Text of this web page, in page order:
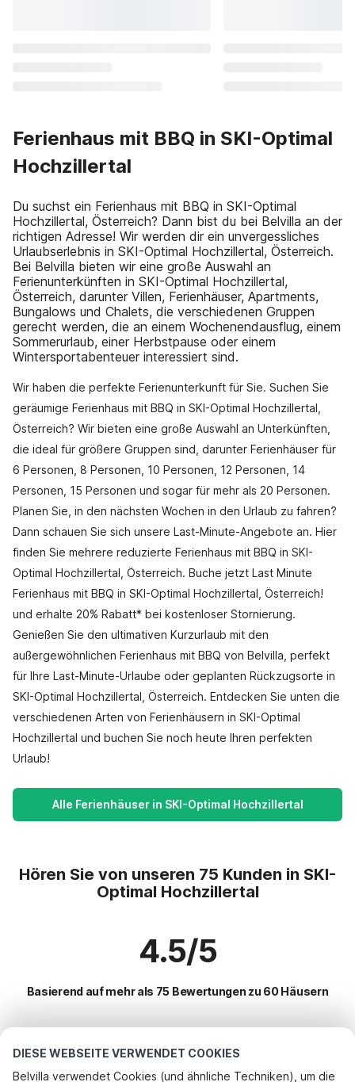
DIESE WEBSEITE VERWENDET COOKIES
Belvilla verwendet Cookies (und ähnliche Techniken), um die
Ferienhaus mit BBQ in SKI-Optimal
Hochzillertal
Du suchst ein Ferienhaus mit BBQ in SKI-Optimal
Hochzillertal, Österreich? Dann bist du bei Belvilla an der
richtigen Adresse! Wir werden dir ein unvergessliches
Urlaubserlebnis in SKI-Optimal Hochzillertal, Österreich.
Bei Belvilla bieten wir eine große Auswahl an
Ferienunterkünften in SKI-Optimal Hochzillertal,
Österreich, darunter Villen, Ferienhäuser, Apartments,
Bungalows und Chalets, die verschiedenen Gruppen
gerecht werden, die an einem Wochenendausflug, einem
Sommerurlaub, einer Herbstpause oder einem
Wintersportabenteuer interessiert sind.
Wir haben die perfekte Ferienunterkunft für Sie. Suchen Sie
geräumige Ferienhaus mit BBQ in SKI-Optimal Hochzillertal,
Österreich? Wir bieten eine große Auswahl an Unterkünften,
die ideal für größere Gruppen sind, darunter Ferienhäuser für
6 Personen, 8 Personen, 10 Personen, 12 Personen, 14
Personen, 15 Personen und sogar für mehr als 20 Personen.
Planen Sie, in den nächsten Wochen in den Urlaub zu fahren?
Dann schauen Sie sich unsere Last-Minute-Angebote an. Hier
finden Sie mehrere reduzierte Ferienhaus mit BBQ in SKI-
Optimal Hochzillertal, Österreich. Buche jetzt Last Minute
Ferienhaus mit BBQ in SKI-Optimal Hochzillertal, Österreich!
und erhalte 20% Rabatt* bei kostenloser Stornierung.
Genießen Sie den ultimativen Kurzurlaub mit den
außergewöhnlichen Ferienhaus mit BBQ von Belvilla, perfekt
für Ihre Last-Minute-Urlaube oder geplanten Rückzugsorte in
SKI-Optimal Hochzillertal, Österreich. Entdecken Sie unten die
verschiedenen Arten von Ferienhäusern in SKI-Optimal
Hochzillertal und buchen Sie noch heute Ihren perfekten
Urlaub!
Alle Ferienhäuser in SKI-Optimal Hochzillertal
Hören Sie von unseren 75 Kunden in SKI-
Optimal Hochzillertal
4.5/5
Basierend auf mehr als 75 Bewertungen zu 60 Häusern
Beliebteste Reiseziele für Urlaub